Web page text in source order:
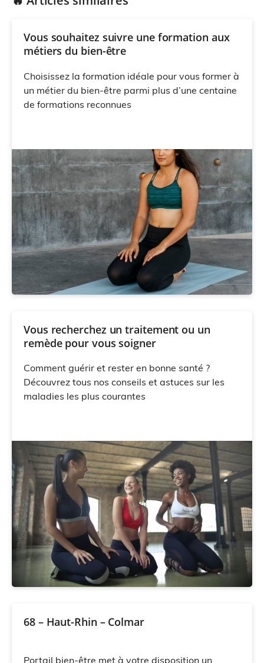
Vous souhaitez suivre une formation aux
métiers du bien-être
Choisissez la formation idéale pour vous former à
un métier du bien-être parmi plus d’une centaine
de formations reconnues
Vous recherchez un traitement ou un
remède pour vous soigner
Comment guérir et rester en bonne santé ?
Découvrez tous nos conseils et astuces sur les
maladies les plus courantes
68 – Haut-Rhin – Colmar
Portail bien-être met à votre disposition un